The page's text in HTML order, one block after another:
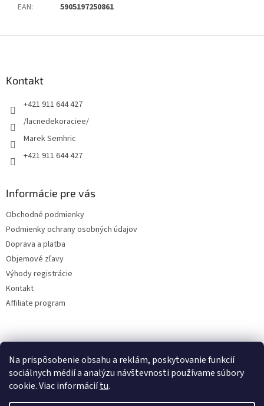
Na prispôsobenie obsahu a reklám, poskytovanie funkcií
sociálnych médií a analýzu návštevnosti používame súbory
cookie. Viac informáciítu.
EAN: 5905197250861
Kontakt
+421 911 644 427
/lacnedekoraciee/
Marek Semhric
+421 911 644 427
Informácie pre vás
Obchodné podmienky
Podmienky ochrany osobných údajov
Doprava a platba
Objemové zľavy
Výhody registrácie
Kontakt
Affiliate program